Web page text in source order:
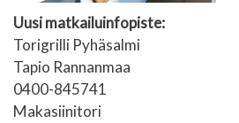
Uusi matkailuinfopiste:
Torigrilli Pyhäsalmi
Tapio Rannanmaa
0400-845741
Makasiinitori